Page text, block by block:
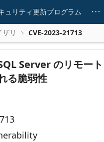
ュリティ更新プログラム 
リ  CVE-2023-21713
Server のリモー
る脆弱性